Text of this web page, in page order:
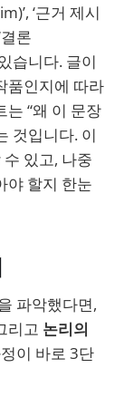
‘근거 제시
론
습니다. 글이
품인지에 따라
는 “왜 이 문장
것입니다. 이
있고, 나중
야 할지 한눈
파악했다면,
리고 논리의
이 바로 3단